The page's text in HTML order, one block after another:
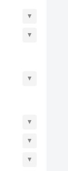
▼
▼
▼
▼
▼
▼